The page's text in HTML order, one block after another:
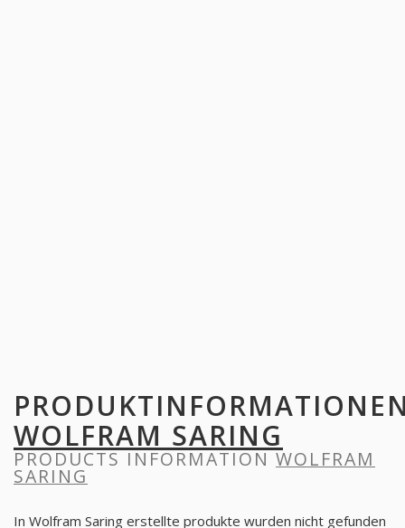
WOLFRAM SARING
PRODUCTS INFORMATION WOLFRAM
SARING
In Wolfram Saring erstellte produkte wurden nicht gefunden